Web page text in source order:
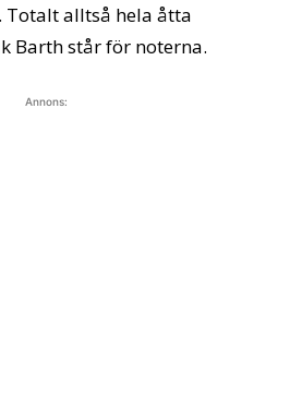
Totalt alltså hela åtta
Barth står för noterna.
Annons: